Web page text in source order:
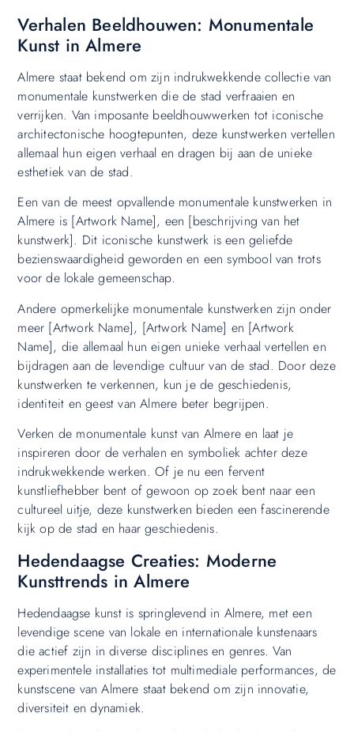
Verhalen Beeldhouwen: Monumentale
Kunst in Almere
Almere staat bekend om zijn indrukwekkende collectie van
monumentale kunstwerken die de stad verfraaien en
verrijken. Van imposante beeldhouwwerken tot iconische
architectonische hoogtepunten, deze kunstwerken vertellen
allemaal hun eigen verhaal en dragen bij aan de unieke
esthetiek van de stad.
Een van de meest opvallende monumentale kunstwerken in
Almere is [Artwork Name], een [beschrijving van het
kunstwerk]. Dit iconische kunstwerk is een geliefde
bezienswaardigheid geworden en een symbool van trots
voor de lokale gemeenschap.
Andere opmerkelijke monumentale kunstwerken zijn onder
meer [Artwork Name], [Artwork Name] en [Artwork
Name], die allemaal hun eigen unieke verhaal vertellen en
bijdragen aan de levendige cultuur van de stad. Door deze
kunstwerken te verkennen, kun je de geschiedenis,
identiteit en geest van Almere beter begrijpen.
Verken de monumentale kunst van Almere en laat je
inspireren door de verhalen en symboliek achter deze
indrukwekkende werken. Of je nu een fervent
kunstliefhebber bent of gewoon op zoek bent naar een
cultureel uitje, deze kunstwerken bieden een fascinerende
kijk op de stad en haar geschiedenis.
Hedendaagse Creaties: Moderne
Kunsttrends in Almere
Hedendaagse kunst is springlevend in Almere, met een
levendige scene van lokale en internationale kunstenaars
die actief zijn in diverse disciplines en genres. Van
experimentele installaties tot multimediale performances, de
kunstscene van Almere staat bekend om zijn innovatie,
diversiteit en dynamiek.